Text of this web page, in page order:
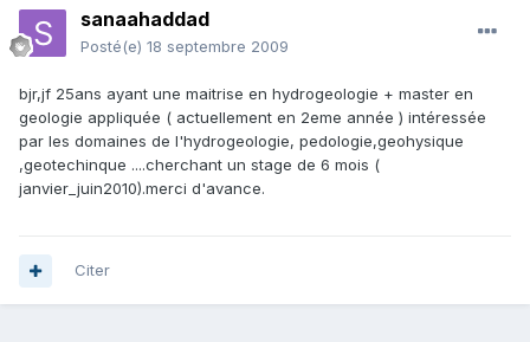
sanaahaddad
Posté(e) 18 septembre 2009
bjr,jf 25ans ayant une maitrise en hydrogeologie + master en
geologie appliquée ( actuellement en 2eme année ) intéressée
par les domaines de l'hydrogeologie, pedologie,geohysique
,geotechinque ....cherchant un stage de 6 mois (
janvier_juin2010).merci d'avance.
Citer